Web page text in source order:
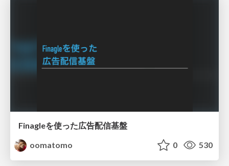
Finagleを使った広告配信基盤
oomatomo
0 530